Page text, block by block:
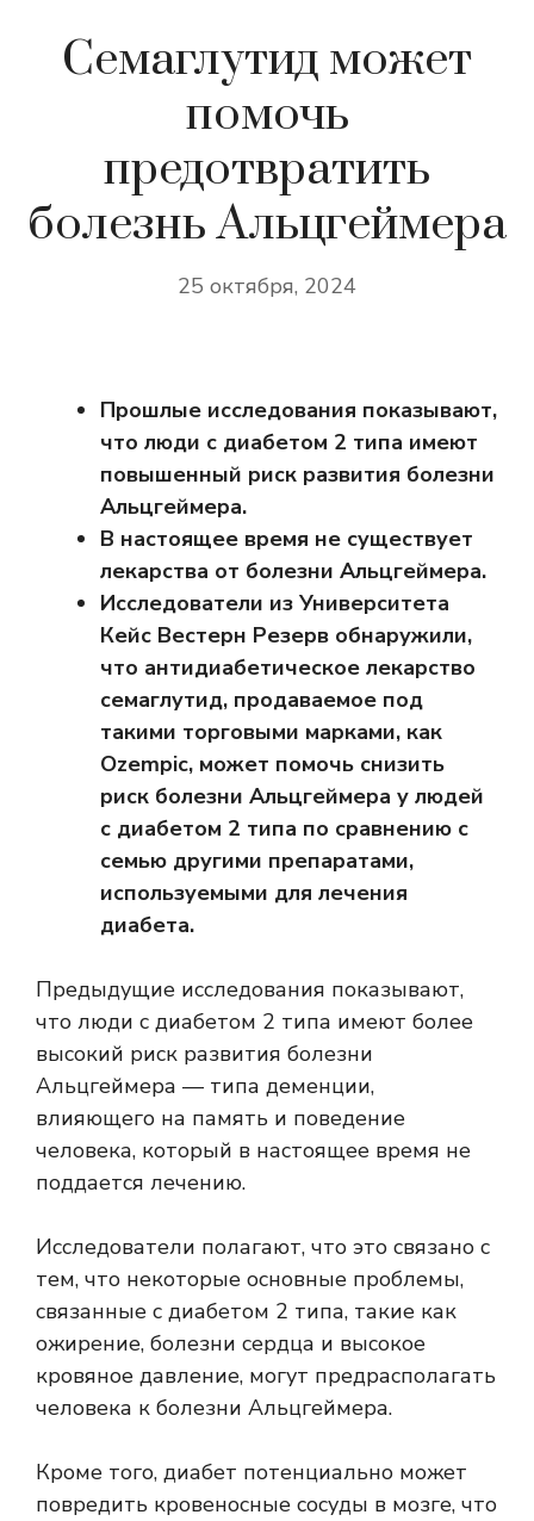
Семаглутид может
помочь
предотвратить
болезнь Альцгеймера
25 октября, 2024
Прошлые исследования показывают,
что люди с диабетом 2 типа имеют
повышенный риск развития болезни
Альцгеймера.
В настоящее время не существует
лекарства от болезни Альцгеймера.
Исследователи из Университета
Кейс Вестерн Резерв обнаружили,
что антидиабетическое лекарство
семаглутид, продаваемое под
такими торговыми марками, как
Ozempic, может помочь снизить
риск болезни Альцгеймера у людей
с диабетом 2 типа по сравнению с
семью другими препаратами,
используемыми для лечения
диабета.
Предыдущие исследования показывают,
что люди с диабетом 2 типа имеют более
высокий риск развития болезни
Альцгеймера — типа деменции,
влияющего на память и поведение
человека, который в настоящее время не
поддается лечению.
Исследователи полагают, что это связано с
тем, что некоторые основные проблемы,
связанные с диабетом 2 типа, такие как
ожирение, болезни сердца и высокое
кровяное давление, могут предрасполагать
человека к болезни Альцгеймера.
Кроме того, диабет потенциально может
повредить кровеносные сосуды в мозге, что